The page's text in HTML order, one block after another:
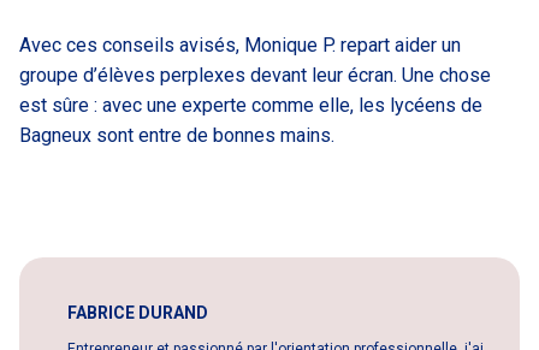
Avec ces conseils avisés, Monique P. repart aider un
groupe d’élèves perplexes devant leur écran. Une chose
est sûre : avec une experte comme elle, les lycéens de
Bagneux sont entre de bonnes mains.
FABRICE DURAND